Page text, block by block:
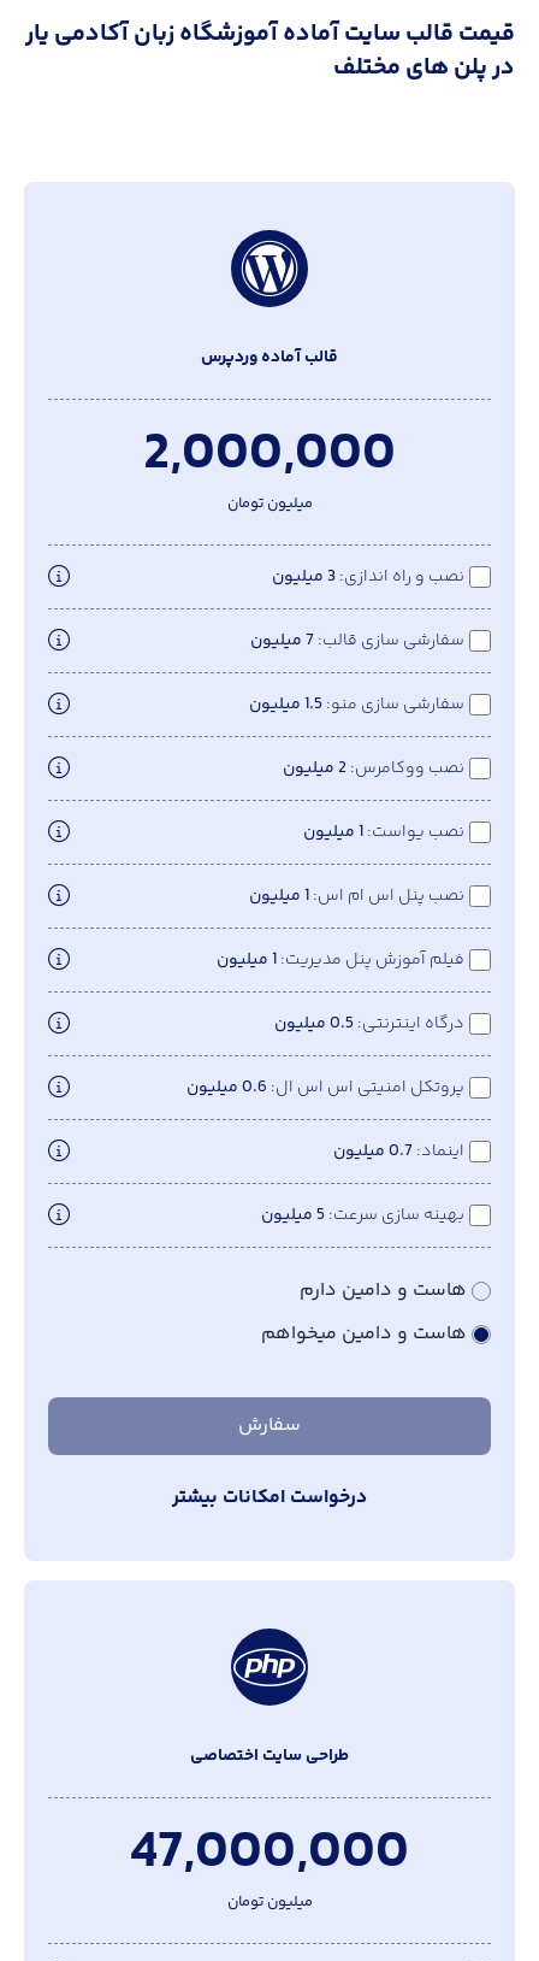
قیمت قالب سایت آماده آموزشگاه زبان آکادمی یار
در پلن های مختلف
قالب آماده وردپرس
2,000,000
میلیون تومان
نصب و راه اندازی 3 میلیون
سفارشی سازی قالب 7 میلیون
سفارشی سازی منو 1.5 میلیون
نصب ووکامرس 2 میلیون
نصب یواست 1 میلیون
نصب پنل اس ام اس 1 میلیون
فیلم آموزش پنل مدیریت 1 میلیون
درگاه اینترنتی 0.5 میلیون
پروتکل امنیتی اس اس ال 0.6 میلیون
اینماد 0.7 میلیون
بهینه سازی سرعت 5 میلیون
هاست و دامین دارم
هاست و دامین میخواهم
سفارش
درخواست امکانات بیشتر
طراحی سایت اختصاصی
47,000,000
میلیون تومان